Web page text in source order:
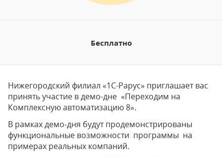
Бесплатно
Нижегородский филиал «1С-Рарус» приглашает вас
принять участие в демо-дне «Переходим на
Комплексную автоматизацию 8».
В рамках демо-дня будут продемонстрированы
функциональные возможности программы на
примерах реальных компаний.